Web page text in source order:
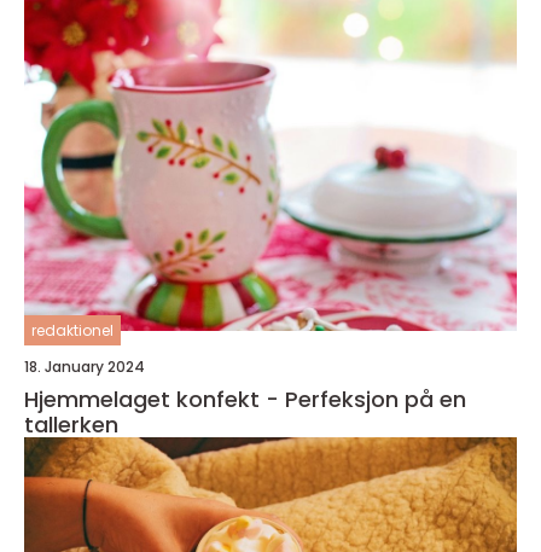
redaktionel
18. January 2024
Hjemmelaget konfekt - Perfeksjon på en
tallerken